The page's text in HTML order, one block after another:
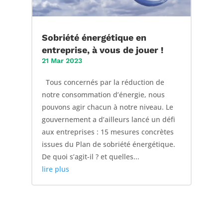
Sobriété énergétique en
entreprise, à vous de jouer !
21 Mar 2023
Tous concernés par la réduction de
notre consommation d’énergie, nous
pouvons agir chacun à notre niveau. Le
gouvernement a d’ailleurs lancé un défi
aux entreprises : 15 mesures concrètes
issues du Plan de sobriété énergétique.
De quoi s’agit-il ? et quelles...
lire plus